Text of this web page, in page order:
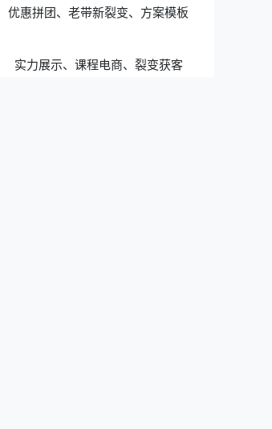
优惠拼团、老带新裂变、方案模板
实力展示、课程电商、裂变获客